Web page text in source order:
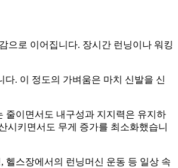
으로 이어집니다. 장시간 런닝이나 워킹
다. 이 정도의 가벼움은 마치 신발을 신
줄이면서도 내구성과 지지력은 유지하
시키면서도 무게 증가를 최소화했습니
헬스장에서의 런닝머신 운동 등 일상 속